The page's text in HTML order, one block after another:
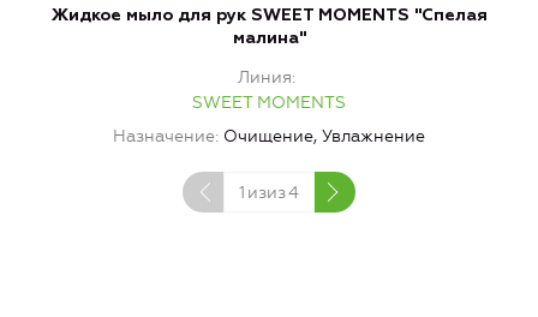
Жидкое мыло для рук SWEET MOMENTS "Спелая
малина"
Линия
SWEET MOMENTS
Назначение Очищение, Увлажнение
1 изиз4